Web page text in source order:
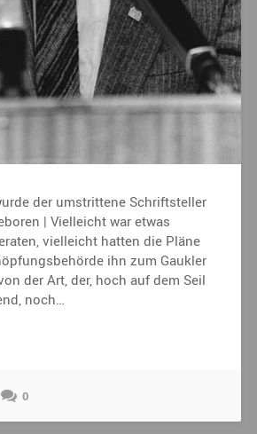
der umstrittene Schriftsteller
| Vielleicht war etwas
vielleicht hatten die Pläne
ihn zum Gaukler
der Art, der, hoch auf dem Seil
noch…
0